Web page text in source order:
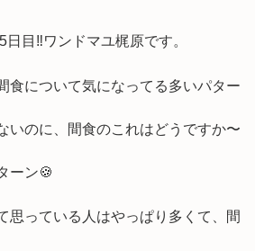
目‼️ワンドマユ梶原です。
食について気になってる多いパター
いのに、間食のこれはどうですか〜
ーン🍪
思っている人はやっぱり多くて、間